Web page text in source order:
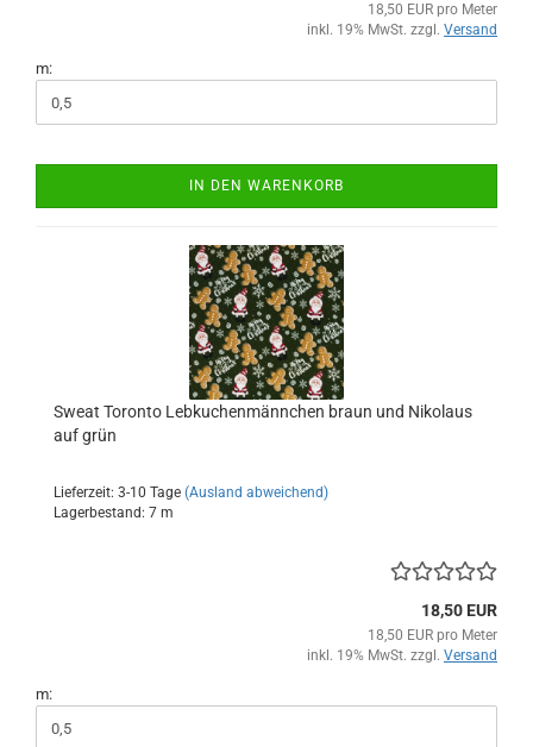
18,50 EUR pro Meter
inkl. 19% MwSt. zzgl. Versand
m:
IN DEN WARENKORB
Sweat Toronto Lebkuchenmännchen braun und Nikolaus
auf grün
Lieferzeit: 3-10 Tage (Ausland abweichend)
Lagerbestand: 7 m
18,50 EUR
18,50 EUR pro Meter
inkl. 19% MwSt. zzgl. Versand
m: